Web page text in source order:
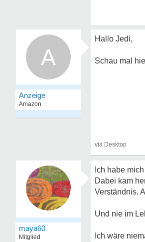
A
Hallo Jedi,
maya60
Mitglied
Ich habe
Dabei kam
Verständnis.
Und nie im
Ich wäre